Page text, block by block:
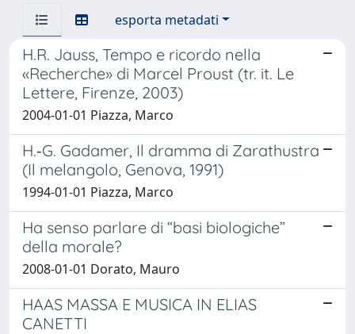
esporta metadati
H.R. Jauss, Tempo e ricordo nella
«Recherche» di Marcel Proust (tr. it. Le
Lettere, Firenze, 2003)
2004-01-01 Piazza, Marco
H.‐G. Gadamer, Il dramma di Zarathustra
(Il melangolo, Genova, 1991)
1994-01-01 Piazza, Marco
Ha senso parlare di “basi biologiche”
della morale?
2008-01-01 Dorato, Mauro
HAAS MASSA E MUSICA IN ELIAS
CANETTI